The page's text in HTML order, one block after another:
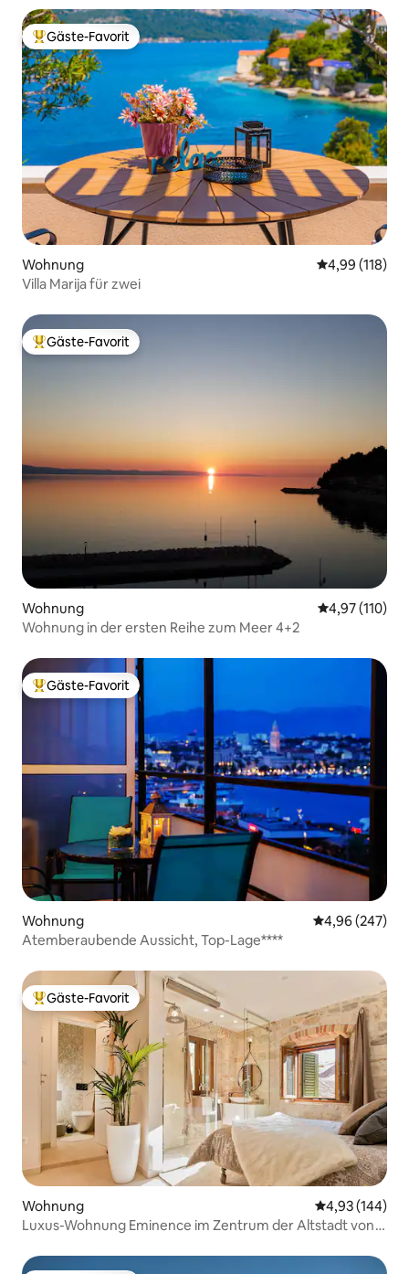
Beliebter Gäste-Favorit.
Gäste-Favorit
Wohnung
4,99 (118)
Villa Marija für zwei
Beliebter Gäste-Favorit.
Gäste-Favorit
Wohnung
4,97 (110)
Wohnung in der ersten Reihe zum Meer 4+2
Beliebter Gäste-Favorit.
Gäste-Favorit
Wohnung
4,96 (247)
Atemberaubende Aussicht, Top-Lage****
Beliebter Gäste-Favorit.
Gäste-Favorit
Wohnung
4,93 (144)
Luxus-Wohnung Eminence im Zentrum der Altstadt von